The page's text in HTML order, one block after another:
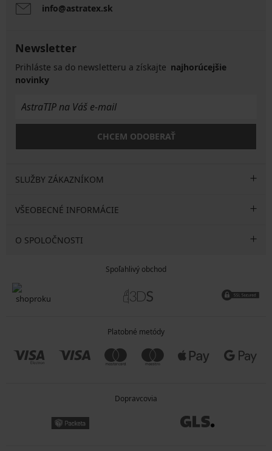
info@astratex.sk
Newsletter
Prihláste sa do newsletteru a získajte najhorúcejšie
novinky
CHCEM ODOBERAŤ
SLUŽBY ZÁKAZNÍKOM
VŠEOBECNÉ INFORMÁCIE
O SPOLOČNOSTI
Spoľahlivý obchod
Platobné metódy
Dopravcovia